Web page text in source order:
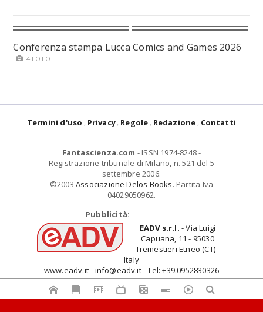
Conferenza stampa Lucca Comics and Games 2026
4 FOTO
Termini d'uso Privacy Regole Redazione Contatti
Fantascienza.com - ISSN 1974-8248 -
Registrazione tribunale di Milano, n. 521 del 5
settembre 2006.
©2003 Associazione Delos Books. Partita Iva
04029050962.
Pubblicità:
EADV s.r.l. - Via Luigi
Capuana, 11 - 95030
Tremestieri Etneo (CT) -
Italy
www.eadv.it - info@eadv.it - Tel: +39.0952830326